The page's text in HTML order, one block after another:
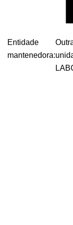
Entidade
mantenedora: